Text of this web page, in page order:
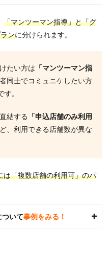
「マンツーマン指導」と「グ
ンに分けられます。
たい方は 「マンツーマン指
同士でコミュニケしたい方
す。
結する 「申込店舗のみ利用
、利用できる店舗数が異な
は「複数店舗の利用可」のパ
いて事例をみる！